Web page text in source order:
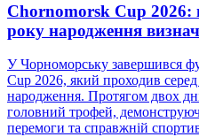
Chornomorsk Cup 2026:
року народження
У Чорноморську завершився
Cup 2026, який проходив
народження. Протягом двох
головний трофей,
перемоги та справжній